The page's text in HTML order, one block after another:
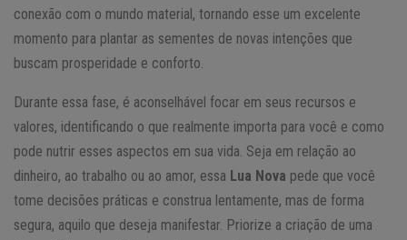
conexão com o mundo material, tornando esse um excelente
momento para plantar as sementes de novas intenções que
buscam prosperidade e conforto.
Durante essa fase, é aconselhável focar em seus recursos e
valores, identificando o que realmente importa para você e como
pode nutrir esses aspectos em sua vida. Seja em relação ao
dinheiro, ao trabalho ou ao amor, essa Lua Nova pede que você
tome decisões práticas e construa lentamente, mas de forma
segura, aquilo que deseja manifestar. Priorize a criação de uma